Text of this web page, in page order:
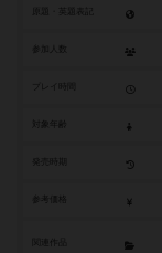
参加人数
参考価格
関連作品